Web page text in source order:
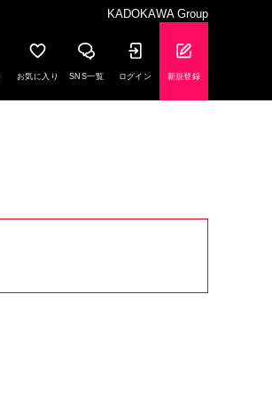
KADOKAWA Group
お気に入り SNS一覧 ログイン 新規登録